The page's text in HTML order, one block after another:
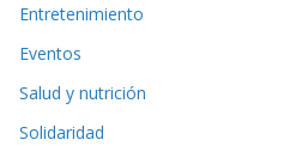
Entretenimiento
Eventos
Salud y nutrición
Solidaridad